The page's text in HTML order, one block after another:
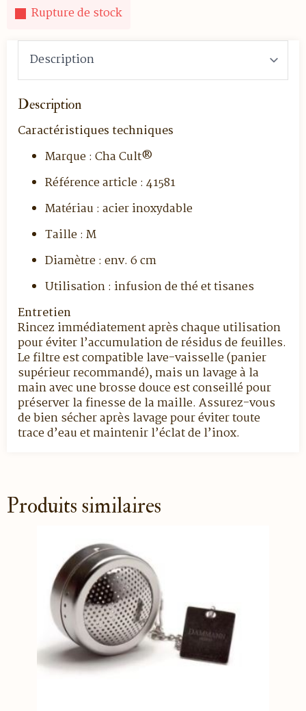
Rupture de stock
Description
Caractéristiques techniques
Marque : Cha Cult®
Référence article : 41581
Matériau : acier inoxydable
Taille : M
Diamètre : env. 6 cm
Utilisation : infusion de thé et tisanes
Entretien
Rincez immédiatement après chaque utilisation
pour éviter l’accumulation de résidus de feuilles.
Le filtre est compatible lave-vaisselle (panier
supérieur recommandé), mais un lavage à la
main avec une brosse douce est conseillé pour
préserver la finesse de la maille. Assurez-vous
de bien sécher après lavage pour éviter toute
trace d’eau et maintenir l’éclat de l’inox.
Produits similaires